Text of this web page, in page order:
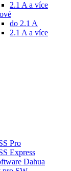
2.1 A a více
do 2.1 A
2.1 A a více
Pro
Express
Dahua